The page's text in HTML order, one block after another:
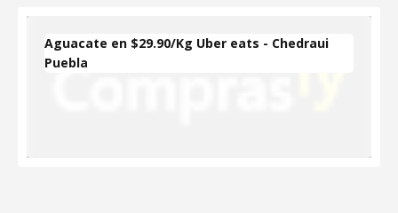
Aguacate en $29.90/Kg Uber eats - Chedraui
Puebla